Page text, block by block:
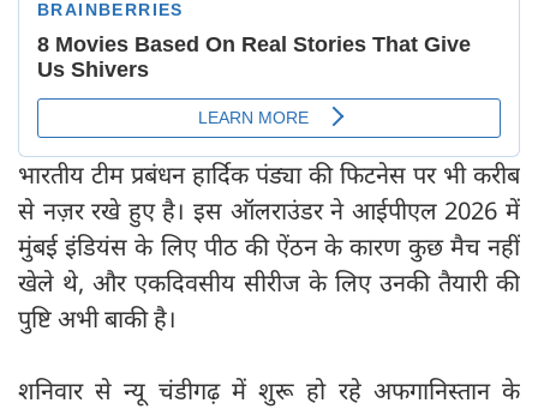
भारतीय टीम प्रबंधन हार्दिक पंड्या की फिटनेस पर भी करीब
से नज़र रखे हुए है। इस ऑलराउंडर ने आईपीएल 2026 में
मुंबई इंडियंस के लिए पीठ की ऐंठन के कारण कुछ मैच नहीं
खेले थे, और एकदिवसीय सीरीज के लिए उनकी तैयारी की
पुष्टि अभी बाकी है।
शनिवार से न्यू चंडीगढ़ में शुरू हो रहे अफगानिस्तान के